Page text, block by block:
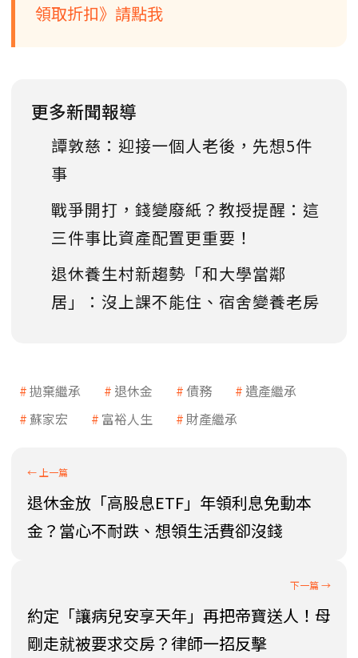
領取折扣》請點我
更多新聞報導
譚敦慈：迎接一個人老後，先想5件
事
戰爭開打，錢變廢紙？教授提醒：這
三件事比資產配置更重要！
退休養生村新趨勢「和大學當鄰
居」：沒上課不能住、宿舍變養老房
拋棄繼承 退休金 債務
遺產繼承
蘇家宏
富裕人生 財產繼承
退休金放「高股息ETF」年領利息免動本
金？當心不耐跌、想領生活費卻沒錢
約定「讓病兒安享天年」再把帝寶送人！母
剛走就被要求交房？律師一招反擊